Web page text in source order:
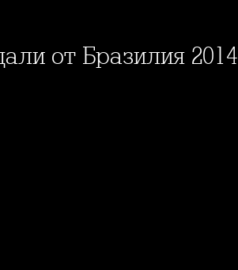
от Бразилия 2014